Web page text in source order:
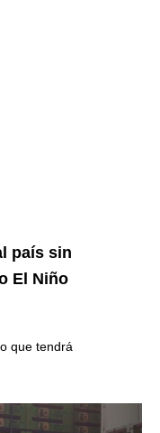
país sin
El Niño
que tendrá